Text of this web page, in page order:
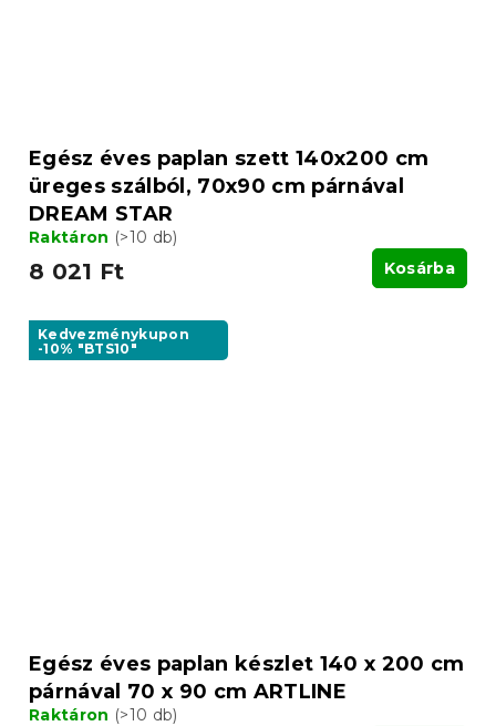
Egész éves paplan szett 140x200 cm
üreges szálból, 70x90 cm párnával
DREAM STAR
Raktáron (>10 db)
8 021 Ft Kosárba
Kedvezménykupon
-10% "BTS10"
Egész éves paplan készlet 140 x 200 cm
párnával 70 x 90 cm ARTLINE
Raktáron (>10 db)